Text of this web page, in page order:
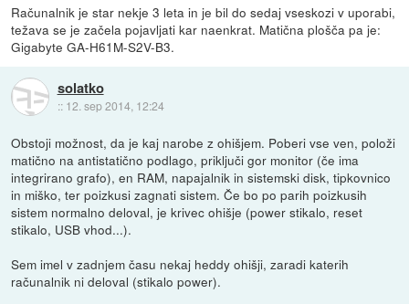
Računalnik je star nekje 3 leta in je bil do sedaj vseskozi v uporabi,
težava se je začela pojavljati kar naenkrat. Matična plošča pa je:
Gigabyte GA-H61M-S2V-B3.
solatko
:: 12. sep 2014, 12:24
Obstoji možnost, da je kaj narobe z ohišjem. Poberi vse ven, položi
matično na antistatično podlago, priključi gor monitor (če ima
integrirano grafo), en RAM, napajalnik in sistemski disk, tipkovnico
in miško, ter poizkusi zagnati sistem. Če bo po parih poizkusih
sistem normalno deloval, je krivec ohišje (power stikalo, reset
stikalo, USB vhod...).
Sem imel v zadnjem času nekaj heddy ohišji, zaradi katerih
računalnik ni deloval (stikalo power).